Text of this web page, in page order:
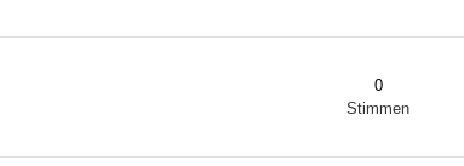
0
Stimmen